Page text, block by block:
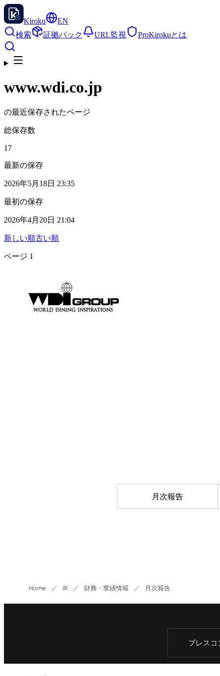
Kiroku
EN
検索
証拠パック URL監視 ProKirokuとは
www.wdi.co.jp
の最近保存されたページ
総保存数
17
最新の保存
2026年5月18日 23:35
最初の保存
2026年4月20日 21:04
新しい順古い順
ページ 1